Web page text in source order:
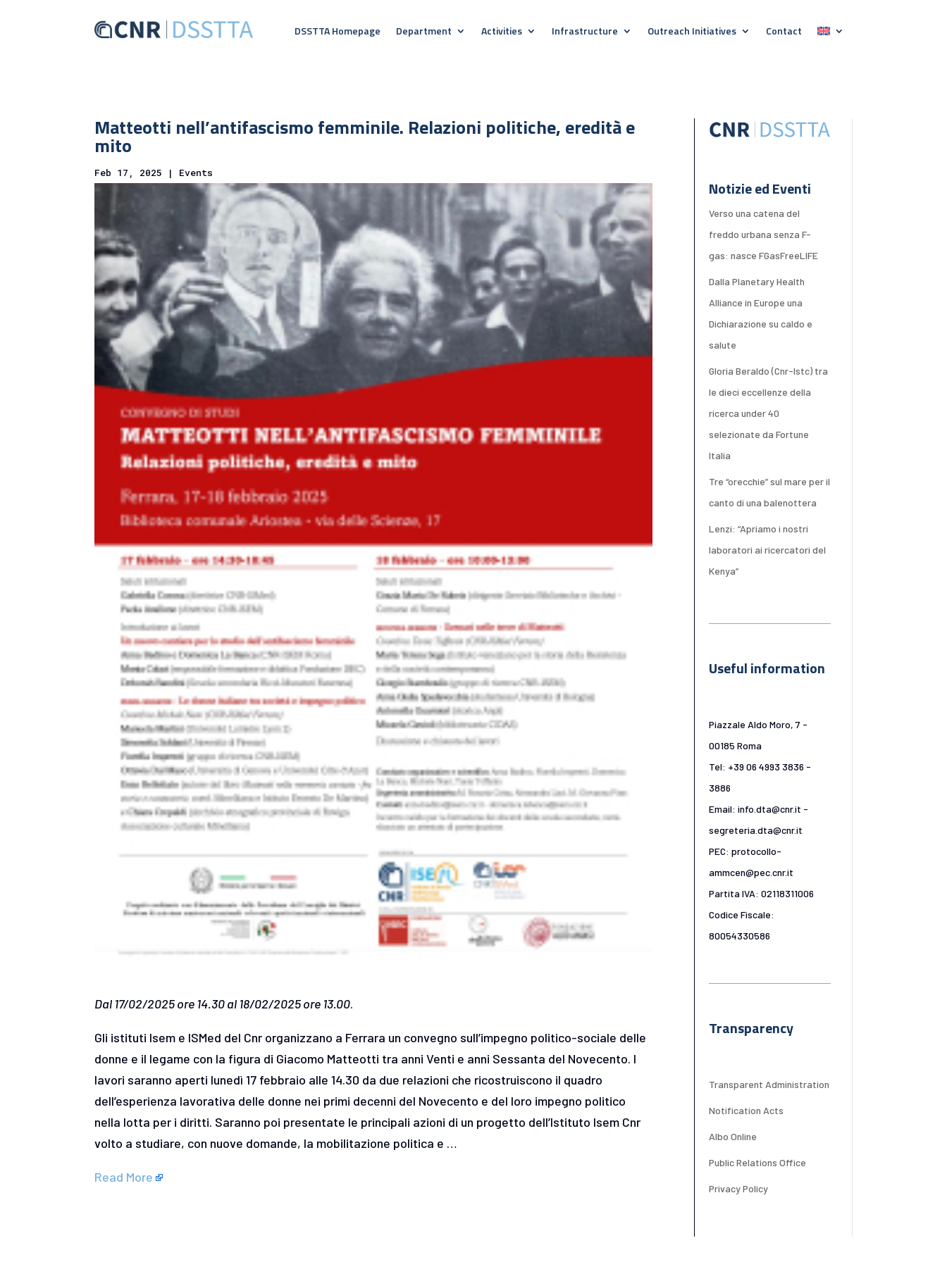
DSSTTA Homepage Department Activities Infrastructure Outreach Initiatives Contact
Matteotti nell’antifascismo femminile. Relazioni politiche, eredità e
mito
Feb 17, 2025 | Events
Dal 17/02/2025 ore 14.30 al 18/02/2025 ore 13.00.
Gli istituti Isem e ISMed del Cnr organizzano a Ferrara un convegno sull’impegno politico-sociale delle
donne e il legame con la figura di Giacomo Matteotti tra anni Venti e anni Sessanta del Novecento. I
lavori saranno aperti lunedì 17 febbraio alle 14.30 da due relazioni che ricostruiscono il quadro
dell’esperienza lavorativa delle donne nei primi decenni del Novecento e del loro impegno politico
nella lotta per i diritti. Saranno poi presentate le principali azioni di un progetto dell’Istituto Isem Cnr
volto a studiare, con nuove domande, la mobilitazione politica e …
Read More
Notizie ed Eventi
Verso una catena del
freddo urbana senza F-
gas: nasce FGasFreeLIFE
Dalla Planetary Health
Alliance in Europe una
Dichiarazione su caldo e
salute
Gloria Beraldo (Cnr-Istc) tra
le dieci eccellenze della
ricerca under 40
selezionate da Fortune
Italia
Tre “orecchie” sul mare per il
canto di una balenottera
Lenzi: “Apriamo i nostri
laboratori ai ricercatori del
Kenya”
Useful information
Piazzale Aldo Moro, 7 -
00185 Roma
Tel: +39 06 4993 3836 -
3886
Email: info.dta@cnr.it -
segreteria.dta@cnr.it
PEC: protocollo-
ammcen@pec.cnr.it
Partita IVA: 02118311006
Codice Fiscale:
80054330586
Transparency
Transparent Administration
Notification Acts
Albo Online
Public Relations Office
Privacy Policy